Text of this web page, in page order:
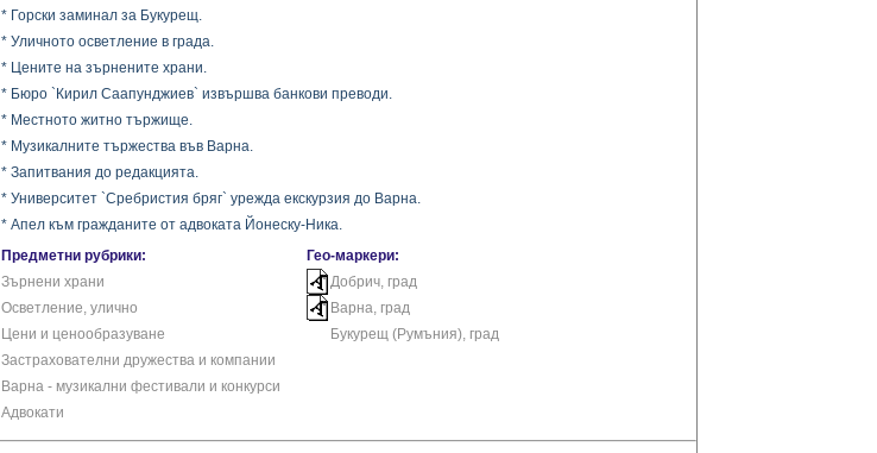
* Горски заминал за Букурещ.
* Уличното осветление в града.
* Цените на зърнените храни.
* Бюро `Кирил Саапунджиев` извършва банкови преводи.
* Местното житно тържище.
* Музикалните тържества във Варна.
* Запитвания до редакцията.
* Университет `Сребристия бряг` урежда екскурзия до Варна.
* Апел към гражданите от адвоката Йонеску-Ника.
Предметни рубрики:
Зърнени храни
Осветление, улично
Цени и ценообразуване
Застрахователни дружества и компании
Варна - музикални фестивали и конкурси
Адвокати
Гео-маркери:
Добрич, град
Варна, град
Букурещ (Румъния), град